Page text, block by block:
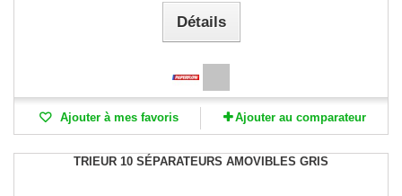
Détails
Ajouter à mes favoris Ajouter au comparateur
TRIEUR 10 SÉPARATEURS AMOVIBLES GRIS